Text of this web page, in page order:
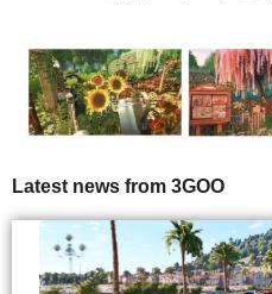
Latest news from 3GOO